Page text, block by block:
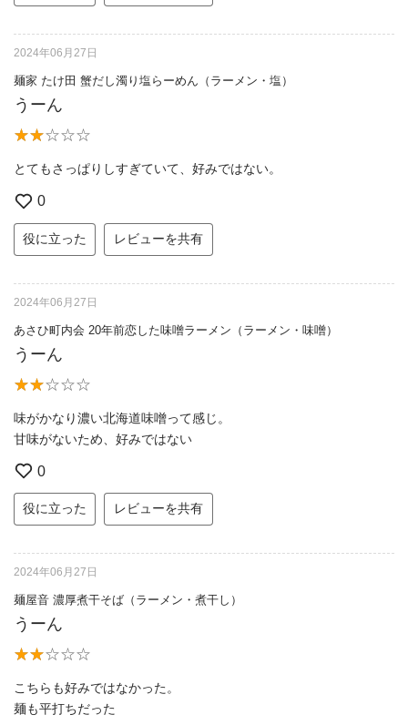
2024年06月27日
麺家 たけ田 蟹だし濁り塩らーめん（ラーメン・塩）
うーん
とてもさっぱりしすぎていて、好みではない。
0
役に立った レビューを共有
2024年06月27日
あさひ町内会 20年前恋した味噌ラーメン（ラーメン・味噌）
うーん
味がかなり濃い北海道味噌って感じ。
甘味がないため、好みではない
0
役に立った レビューを共有
2024年06月27日
麺屋音 濃厚煮干そば（ラーメン・煮干し）
うーん
こちらも好みではなかった。
麺も平打ちだった